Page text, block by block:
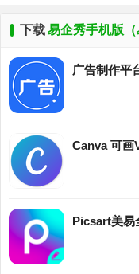
下载易企秀手机版（
广告制作平
Canva 可画
Picsart美易